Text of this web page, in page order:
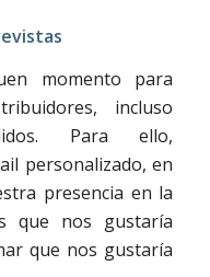
momento para
incluso
Para ello,
personalizado, en
presencia en la
que nos gustaría
que nos gustaría